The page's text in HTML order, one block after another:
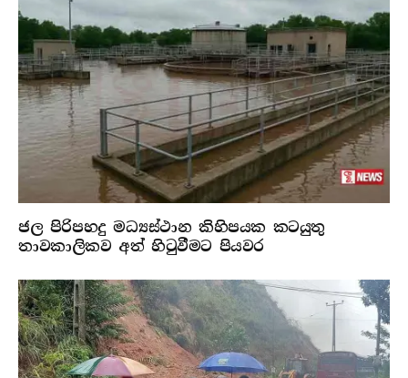
ජල පිරිපහදු මධ්‍යස්ථාන කිහිපයක කටයුතු
තාවකාලිකව අත් හිටුවීමට පියවර